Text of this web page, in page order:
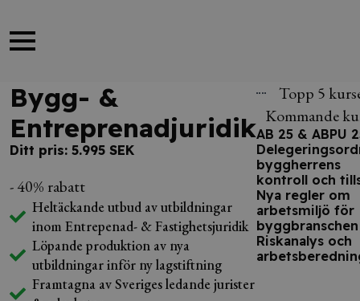
Bygg- &
Entreprenadjuridik
Ditt pris: 5.995 SEK
- 40% rabatt
Heltäckande utbud av utbildningar
inom Entrepenad- & Fastighetsjuridik
Löpande produktion av nya
utbildningar inför ny lagstiftning
Framtagna av Sveriges ledande jurister
Topp 5
Kommande
AB 25 & ABPU
byggherrens
kontroll och
Nya regler om
arbetsmiljö för
byggbranschen
Riskanalys och